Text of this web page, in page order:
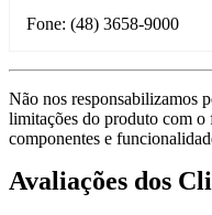
Fone: (48) 3658-9000
Não nos responsabilizamos
limitações do produto com o
componentes e
Avaliações dos